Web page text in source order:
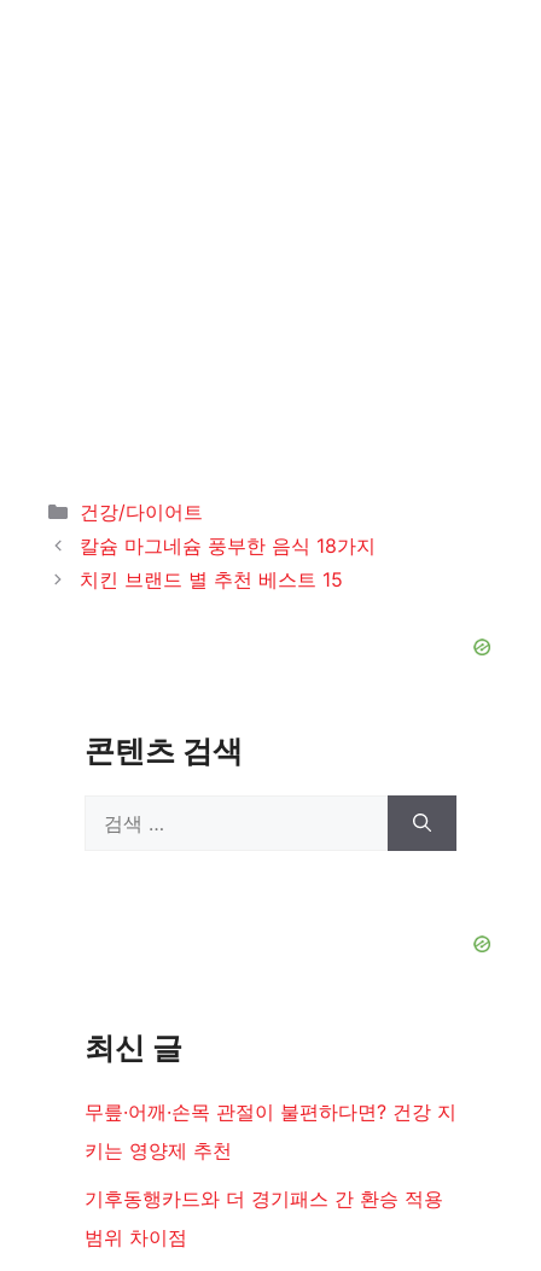
카
테
리
건강/다이어트
칼슘 마그네슘 풍부한 음식 18가지
치킨 브랜드 별 추천 베스트 15
콘텐츠 검색
최신 글
무릎·어깨·손목 관절이 불편하다면? 건강 지
키는 영양제 추천
기후동행카드와 더 경기패스 간 환승 적용
범위 차이점